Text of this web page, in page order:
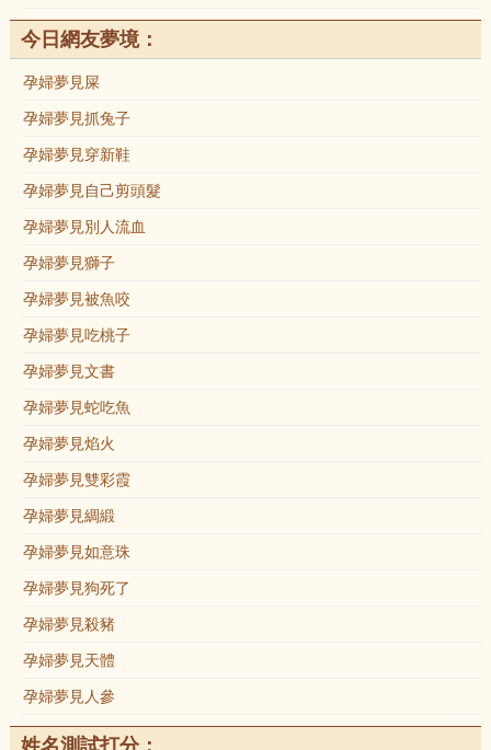
今日網友夢境：
孕婦夢見屎
孕婦夢見抓兔子
孕婦夢見穿新鞋
孕婦夢見自己剪頭髮
孕婦夢見別人流血
孕婦夢見獅子
孕婦夢見被魚咬
孕婦夢見吃桃子
孕婦夢見文書
孕婦夢見蛇吃魚
孕婦夢見焰火
孕婦夢見雙彩霞
孕婦夢見綢緞
孕婦夢見如意珠
孕婦夢見狗死了
孕婦夢見殺豬
孕婦夢見天體
孕婦夢見人參
姓名測試打分：